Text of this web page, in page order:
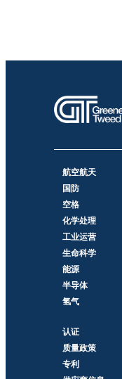
航空航天
国防
空格
化学处理
工业运营
生命科学
能源
半导体
氢气
认证
质量政策
专利